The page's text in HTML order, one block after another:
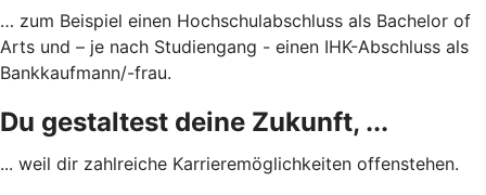
… zum Beispiel einen Hochschulabschluss als Bachelor of
Arts und – je nach Studiengang - einen IHK-Abschluss als
Bankkaufmann/-frau.
Du gestaltest deine Zukunft, ...
... weil dir zahlreiche Karrieremöglichkeiten offenstehen.